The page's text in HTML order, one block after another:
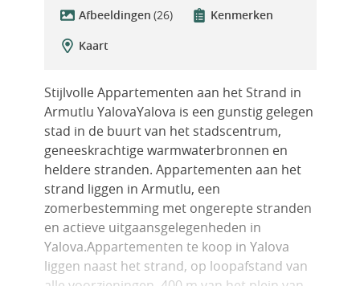
Afbeeldingen (26)
Kenmerken
Kaart
Stijlvolle Appartementen aan het Strand in
Armutlu YalovaYalova is een gunstig gelegen
stad in de buurt van het stadscentrum,
geneeskrachtige warmwaterbronnen en
heldere stranden. Appartementen aan het
strand liggen in Armutlu, een
zomerbestemming met ongerepte stranden
en actieve uitgaansgelegenheden in
Yalova.Appartementen te koop in Yalova
liggen naast het strand, op loopafstand van